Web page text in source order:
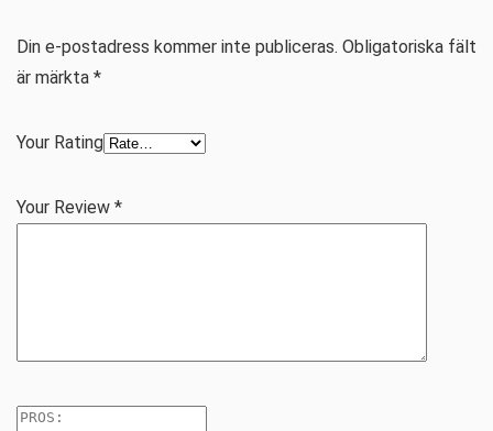
Din e-postadress kommer inte publiceras. Obligatoriska fält
är märkta *
Your Rating
Your Review *